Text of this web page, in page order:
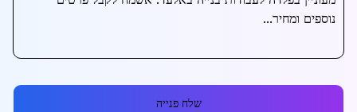
שלח פנייה